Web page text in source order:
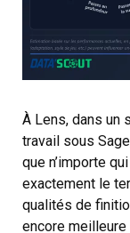
À Lens, dans un
travail sous
que n’importe
exactement le
qualités de
encore